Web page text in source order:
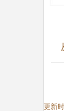
更新